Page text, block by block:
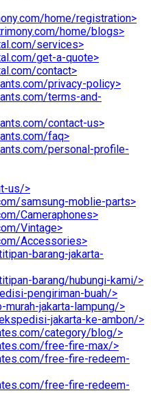
home/registration>
home/blogs>
services>
get-a-quote>
contact>
privacy-policy>
terms-and-
contact-us>
faq>
personal-profile-
us/>
samsung-moblie-parts>
Cameraphones>
Vintage>
Accessories>
barang-jakarta-
barang/hubungi-kami/>
pengiriman-buah/>
jakarta-lampung/>
jakarta-ke-ambon/>
category/blog/>
free-fire-max/>
free-fire-redeem-
free-fire-redeem-